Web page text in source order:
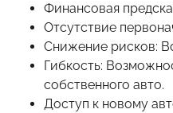
Финансовая
Отсутствие
Снижение рисков:
Гибкость:
собственного авто.
Доступ к новому